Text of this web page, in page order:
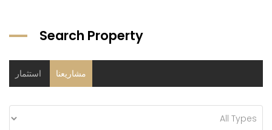
Search Property
مشاريعنا استثمار